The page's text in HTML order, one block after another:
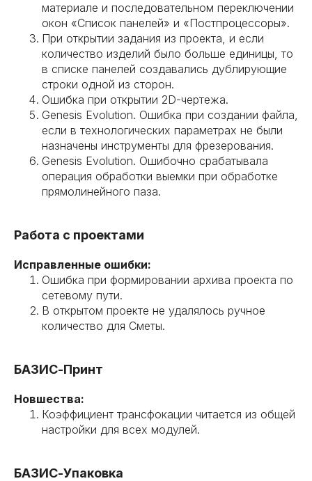
материале и последовательном переключении
окон «Список панелей» и «Постпроцессоры».
При открытии задания из проекта, и если
количество изделий было больше единицы, то
в списке панелей создавались дублирующие
строки одной из сторон.
Ошибка при открытии 2D-чертежа.
Genesis Evolution. Ошибка при создании файла,
если в технологических параметрах не были
назначены инструменты для фрезерования.
Genesis Evolution. Ошибочно срабатывала
операция обработки выемки при обработке
прямолинейного паза.
Работа с проектами
Исправленные ошибки:
Ошибка при формировании архива проекта по
сетевому пути.
В открытом проекте не удалялось ручное
количество для Сметы.
БАЗИС-Принт
Новшества:
Коэффициент трансфокации читается из общей
настройки для всех модулей.
БАЗИС-Упаковка